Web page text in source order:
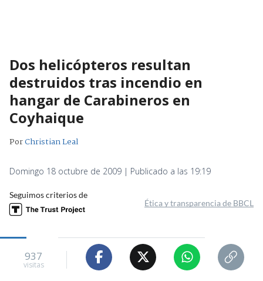
Dos helicópteros resultan
destruidos tras incendio en
hangar de Carabineros en
Coyhaique
PorChristian Leal
Domingo 18 octubre de 2009 | Publicado a las 19:19
Seguimos criterios de
Ética y transparencia de BBCL
937
visitas